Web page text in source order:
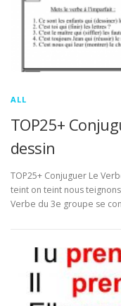
ALL
TOP25+
dessin
TOP25+ Conjuguer Le
teint on teint nous
Verbe du 3e groupe se